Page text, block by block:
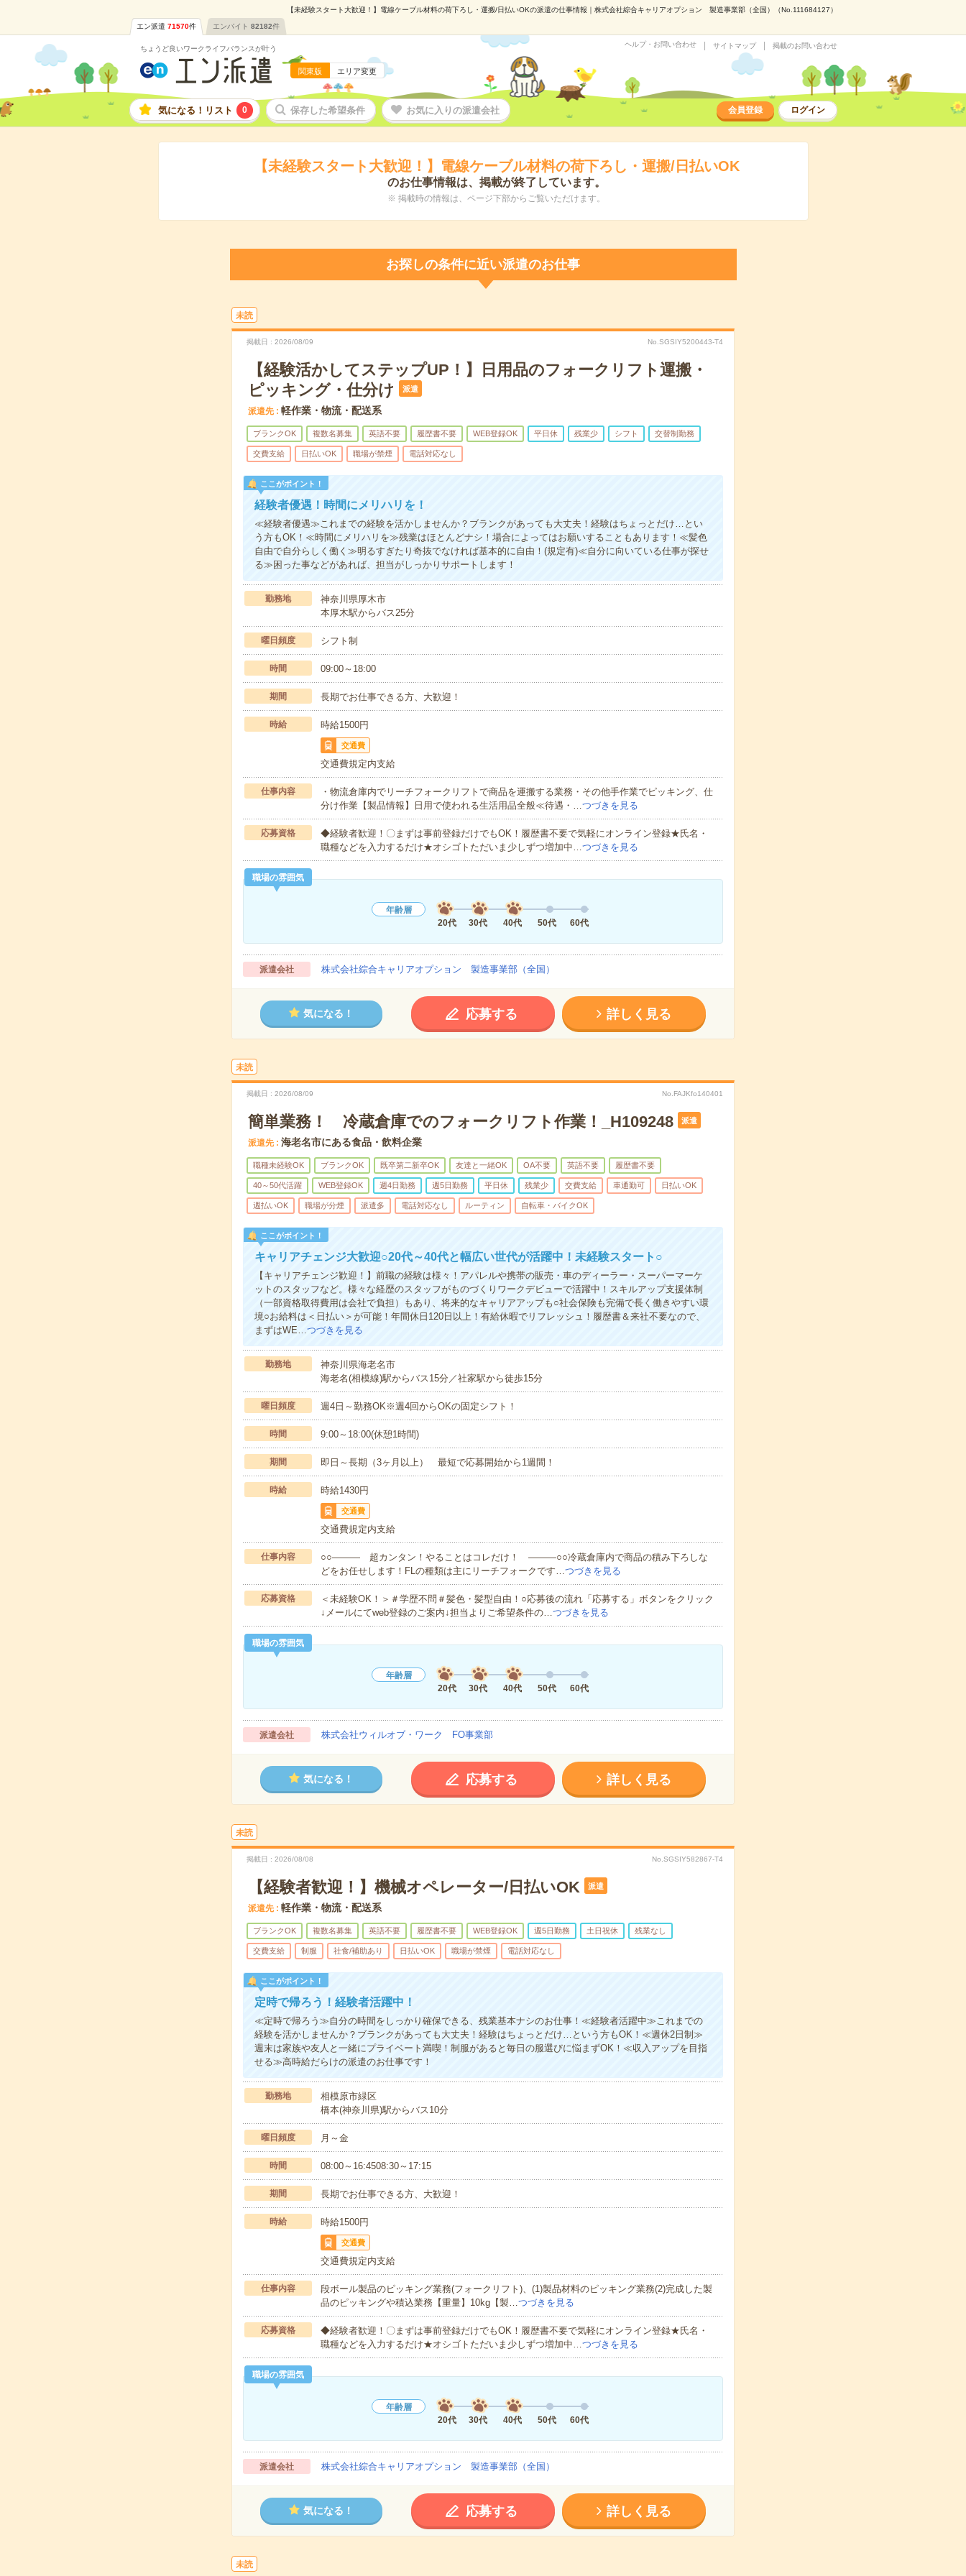
【未経験スタート大歓迎！】電線ケーブル材料の荷下ろし・運搬/日払いOKの派遣の仕事情報｜株式会社綜合キャリアオプション 製造事業部（全国）（No.111684127）
エン派遣 71570件 エンバイト 82182件
ちょうど良いワークライフバランスが叶う
関東版 エリア変更
ヘルプ・お問い合わせ サイトマップ 掲載のお問い合わせ
気になる！リスト 0 保存した希望条件 お気に入りの派遣会社 会員登録 ログイン
【未経験スタート大歓迎！】電線ケーブル材料の荷下ろし・運搬/日払いOK
のお仕事情報は、掲載が終了しています。
※ 掲載時の情報は、ページ下部からご覧いただけます。
お探しの条件に近い派遣のお仕事
未読
掲載日 2026/08/09 No.SGSIY5200443-T4
【経験活かしてステップUP！】日用品のフォークリフト運搬・
ピッキング・仕分け
派遣
派遣先 軽作業・物流・配送系
ブランクOK 複数名募集 英語不要 履歴書不要 WEB登録OK 平日休 残業少 シフト 交替制勤務
交費支給 日払いOK 職場が禁煙 電話対応なし
ここがポイント！
経験者優遇！時間にメリハリを！
≪経験者優遇≫これまでの経験を活かしませんか？ブランクがあっても大丈夫！経験はちょっとだけ…とい
う方もOK！≪時間にメリハリを≫残業はほとんどナシ！場合によってはお願いすることもあります！≪髪色
自由で自分らしく働く≫明るすぎたり奇抜でなければ基本的に自由！(規定有)≪自分に向いている仕事が探せ
る≫困った事などがあれば、担当がしっかりサポートします！
勤務地
神奈川県厚木市
本厚木駅からバス25分
曜日頻度 シフト制
時間 09:00～18:00
期間 長期でお仕事できる方、大歓迎！
時給 時給1500円
交通費
交通費規定内支給
仕事内容
・物流倉庫内でリーチフォークリフトで商品を運搬する業務・その他手作業でピッキング、仕
分け作業【製品情報】日用で使われる生活用品全般≪待遇・…つづきを見る
応募資格
◆経験者歓迎！〇まずは事前登録だけでもOK！履歴書不要で気軽にオンライン登録★氏名・
職種などを入力するだけ★オシゴトただいま少しずつ増加中…つづきを見る
職場の雰囲気
年齢層
20代
30代 40代 50代 60代
派遣会社 株式会社綜合キャリアオプション 製造事業部（全国）
気になる！ 応募する 詳しく見る
未読
掲載日 2026/08/09 No.FAJKfo140401
簡単業務！ 冷蔵倉庫でのフォークリフト作業！_H109248 派遣
派遣先 海老名市にある食品・飲料企業
職種未経験OK ブランクOK 既卒第二新卒OK 友達と一緒OK OA不要 英語不要 履歴書不要
40～50代活躍 WEB登録OK 週4日勤務 週5日勤務 平日休 残業少 交費支給 車通勤可 日払いOK
週払いOK 職場が分煙 派遣多 電話対応なし ルーティン 自転車・バイクOK
ここがポイント！
キャリアチェンジ大歓迎○20代～40代と幅広い世代が活躍中！未経験スタート○
【キャリアチェンジ歓迎！】前職の経験は様々！アパレルや携帯の販売・車のディーラー・スーパーマーケ
ットのスタッフなど。様々な経歴のスタッフがものづくりワークデビューで活躍中！スキルアップ支援体制
（一部資格取得費用は会社で負担）もあり、将来的なキャリアアップも○社会保険も完備で長く働きやすい環
境○お給料は＜日払い＞が可能！年間休日120日以上！有給休暇でリフレッシュ！履歴書＆来社不要なので、
まずはWE…つづきを見る
勤務地
神奈川県海老名市
海老名(相模線)駅からバス15分／社家駅から徒歩15分
曜日頻度 週4日～勤務OK※週4回からOKの固定シフト！
時間 9:00～18:00(休憩1時間)
期間 即日～長期（3ヶ月以上） 最短で応募開始から1週間！
時給 時給1430円
交通費
交通費規定内支給
仕事内容
○○――― 超カンタン！やることはコレだけ！ ―――○○冷蔵倉庫内で商品の積み下ろしな
どをお任せします！FLの種類は主にリーチフォークです…つづきを見る
応募資格
＜未経験OK！＞＃学歴不問＃髪色・髪型自由！○応募後の流れ「応募する」ボタンをクリック
↓メールにてweb登録のご案内↓担当よりご希望条件の…つづきを見る
職場の雰囲気
年齢層
20代
30代 40代 50代 60代
派遣会社 株式会社ウィルオブ・ワーク FO事業部
気になる！ 応募する 詳しく見る
未読
掲載日 2026/08/08 No.SGSIY582867-T4
【経験者歓迎！】機械オペレーター/日払いOK 派遣
派遣先 軽作業・物流・配送系
ブランクOK 複数名募集 英語不要 履歴書不要 WEB登録OK 週5日勤務 土日祝休 残業なし
交費支給 制服 社食/補助あり 日払いOK 職場が禁煙 電話対応なし
ここがポイント！
定時で帰ろう！経験者活躍中！
≪定時で帰ろう≫自分の時間をしっかり確保できる、残業基本ナシのお仕事！≪経験者活躍中≫これまでの
経験を活かしませんか？ブランクがあっても大丈夫！経験はちょっとだけ…という方もOK！≪週休2日制≫
週末は家族や友人と一緒にプライベート満喫！制服があると毎日の服選びに悩まずOK！≪収入アップを目指
せる≫高時給だらけの派遣のお仕事です！
勤務地
相模原市緑区
橋本(神奈川県)駅からバス10分
曜日頻度 月～金
時間 08:00～16:4508:30～17:15
期間 長期でお仕事できる方、大歓迎！
時給 時給1500円
交通費
交通費規定内支給
仕事内容
段ボール製品のピッキング業務(フォークリフト)、(1)製品材料のピッキング業務(2)完成した製
品のピッキングや積込業務【重量】10kg【製…つづきを見る
応募資格
◆経験者歓迎！〇まずは事前登録だけでもOK！履歴書不要で気軽にオンライン登録★氏名・
職種などを入力するだけ★オシゴトただいま少しずつ増加中…つづきを見る
職場の雰囲気
年齢層
20代
30代 40代 50代 60代
派遣会社 株式会社綜合キャリアオプション 製造事業部（全国）
気になる！ 応募する 詳しく見る
未読